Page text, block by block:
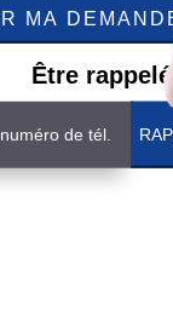
Être rappelé